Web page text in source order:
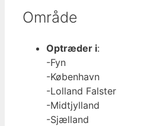
Område
Optræder i:
-Fyn
-København
-Lolland Falster
-Midtjylland
-Sjælland